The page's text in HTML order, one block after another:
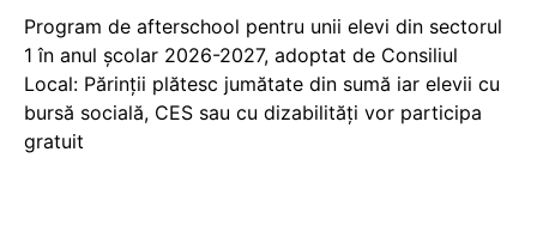
Program de afterschool pentru unii elevi din sectorul
1 în anul școlar 2026-2027, adoptat de Consiliul
Local: Părinții plătesc jumătate din sumă iar elevii cu
bursă socială, CES sau cu dizabilităţi vor participa
gratuit